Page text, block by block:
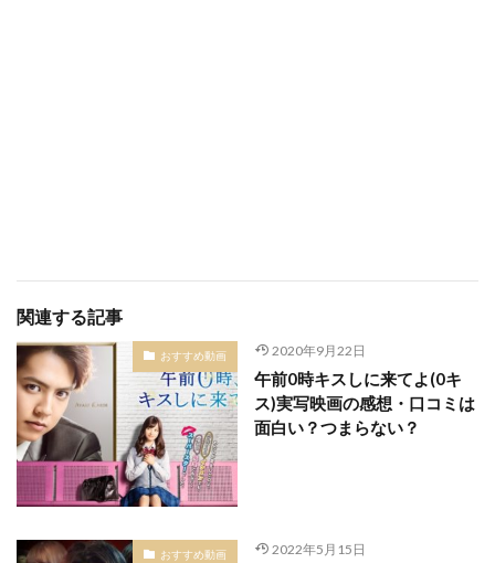
関連する記事
おすすめ動画 2020年9月22日
午前0時キスしに来てよ(0キ
ス)実写映画の感想・口コミは
面白い？つまらない？
おすすめ動画 2022年5月15日